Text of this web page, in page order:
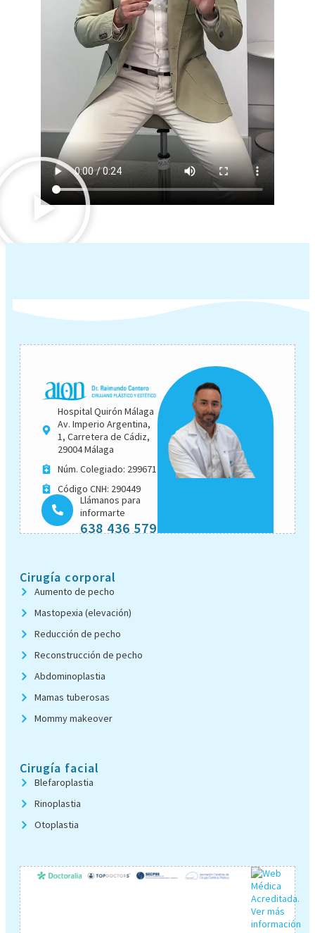
Hospital Quirón Málaga
Av. Imperio Argentina,
1, Carretera de Cádiz,
29004 Málaga
Núm. Colegiado: 299671
Código CNH: 290449
Llámanos para
informarte
638 436 579
Cirugía corporal
Aumento de pecho
Mastopexia (elevación)
Reducción de pecho
Reconstrucción de pecho
Abdominoplastia
Mamas tuberosas
Mommy makeover
Cirugía facial
Blefaroplastia
Rinoplastia
Otoplastia